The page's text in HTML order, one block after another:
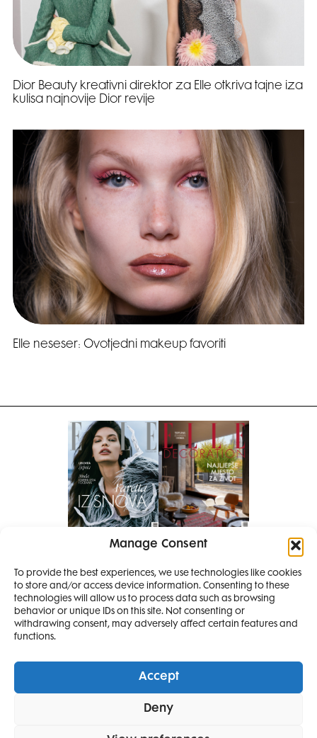
Manage Consent
To provide the best experiences, we use technologies like cookies
to store and/or access device information. Consenting to these
technologies will allow us to process data such as browsing
behavior or unique IDs on this site. Not consenting or
withdrawing consent, may adversely affect certain features and
functions.
Accept
Deny
Dior Beauty kreativni direktor za Elle otkriva tajne iza
kulisa najnovije Dior revije
Elle neseser: Ovotjedni makeup favoriti
Pretplati se na časopis
PRETPLATITE SE
Elle ProjectsElle Beauty AwardsElle Style Awards
LifestyleDecoration
SMANJI
4 IZDANJA
I 2 IZDANJA ELLE
DECORATIONA +
POKLON